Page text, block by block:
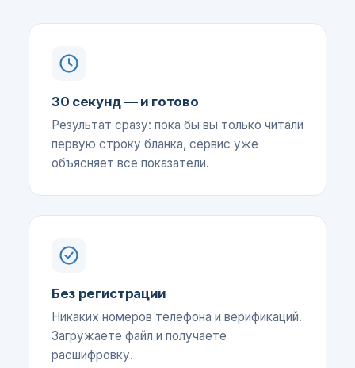
30 секунд — и готово
Результат сразу: пока бы вы только читали
первую строку бланка, сервис уже
объясняет все показатели.
Без регистрации
Никаких номеров телефона и верификаций.
Загружаете файл и получаете
расшифровку.